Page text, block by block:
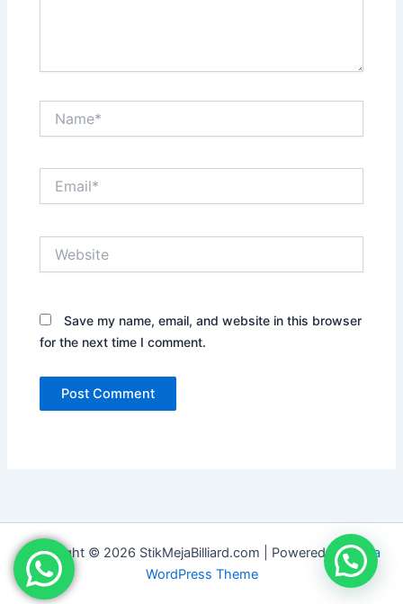
Save my name, email, and website in this browser
for the next time I comment.
Copyright © 2026 StikMejaBilliard.com | Powered byAstra
WordPress Theme